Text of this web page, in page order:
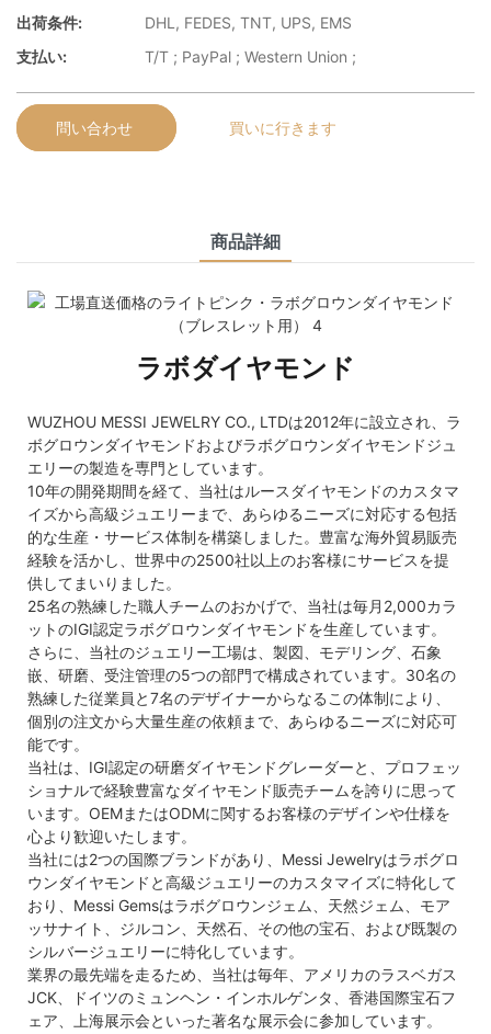
出荷条件:
DHL, FEDES, TNT, UPS, EMS
支払い:
T/T ; PayPal ; Western Union ;
問い合わせ 買いに行きます
商品詳細
ラボダイヤモンド
WUZHOU MESSI JEWELRY CO., LTDは2012年に設立され、ラ
ボグロウンダイヤモンドおよびラボグロウンダイヤモンドジュ
エリーの製造を専門としています。
10年の開発期間を経て、当社はルースダイヤモンドのカスタマ
イズから高級ジュエリーまで、あらゆるニーズに対応する包括
的な生産・サービス体制を構築しました。豊富な海外貿易販売
経験を活かし、世界中の2500社以上のお客様にサービスを提
供してまいりました。
25名の熟練した職人チームのおかげで、当社は毎月2,000カラ
ットのIGI認定ラボグロウンダイヤモンドを生産しています。
さらに、当社のジュエリー工場は、製図、モデリング、石象
嵌、研磨、受注管理の5つの部門で構成されています。30名の
熟練した従業員と7名のデザイナーからなるこの体制により、
個別の注文から大量生産の依頼まで、あらゆるニーズに対応可
能です。
当社は、IGI認定の研磨ダイヤモンドグレーダーと、プロフェッ
ショナルで経験豊富なダイヤモンド販売チームを誇りに思って
います。OEMまたはODMに関するお客様のデザインや仕様を
心より歓迎いたします。
当社には2つの国際ブランドがあり、Messi Jewelryはラボグロ
ウンダイヤモンドと高級ジュエリーのカスタマイズに特化して
おり、Messi Gemsはラボグロウンジェム、天然ジェム、モア
ッサナイト、ジルコン、天然石、その他の宝石、および既製の
シルバージュエリーに特化しています。
業界の最先端を走るため、当社は毎年、アメリカのラスベガス
JCK、ドイツのミュンヘン・インホルゲンタ、香港国際宝石フ
ェア、上海展示会といった著名な展示会に参加しています。